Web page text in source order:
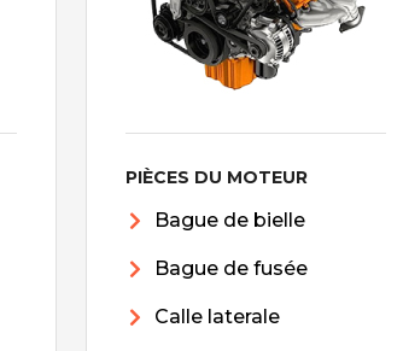
PIÈCES DU MOTEUR
Bague de bielle
Bague de fusée
Calle laterale